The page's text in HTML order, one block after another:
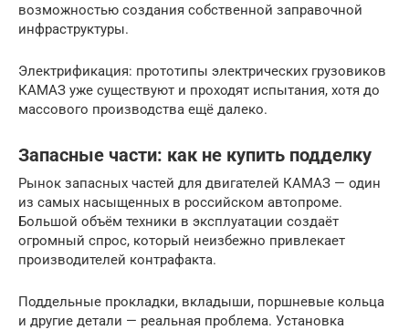
возможностью создания собственной заправочной
инфраструктуры.
Электрификация: прототипы электрических грузовиков
КАМАЗ уже существуют и проходят испытания, хотя до
массового производства ещё далеко.
Запасные части: как не купить подделку
Рынок запасных частей для двигателей КАМАЗ — один
из самых насыщенных в российском автопроме.
Большой объём техники в эксплуатации создаёт
огромный спрос, который неизбежно привлекает
производителей контрафакта.
Поддельные прокладки, вкладыши, поршневые кольца
и другие детали — реальная проблема. Установка